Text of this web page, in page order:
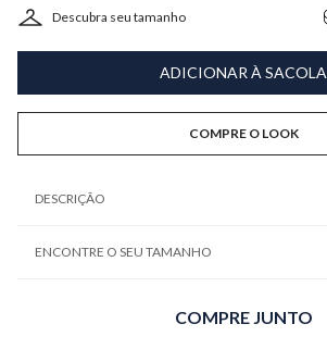
Descubra seu tamanho
ADICIONAR À SACOLA
COMPRE O LOOK
DESCRIÇÃO
ENCONTRE O SEU TAMANHO
COMPRE JUNTO